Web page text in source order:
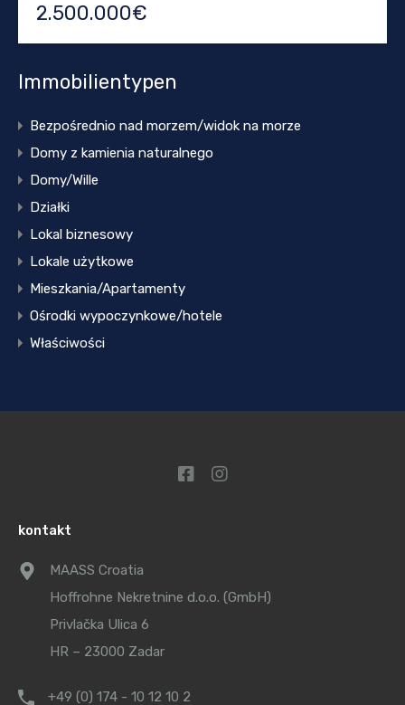
2.500.000€
Immobilientypen
Bezpośrednio nad morzem/widok na morze
Domy z kamienia naturalnego
Domy/Wille
Działki
Lokal biznesowy
Lokale użytkowe
Mieszkania/Apartamenty
Ośrodki wypoczynkowe/hotele
Właściwości
kontakt
MAASS Croatia
Hoffrohne Nekretnine d.o.o. (GmbH)
Privlačka Ulica 6
HR – 23000 Zadar
+49 (0) 174 - 10 12 10 2